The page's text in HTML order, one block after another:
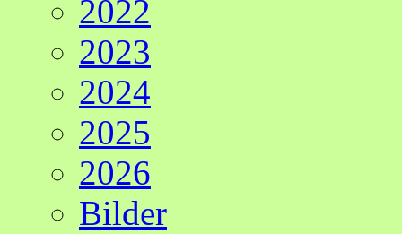
2022
2023
2024
2025
2026
Bilder